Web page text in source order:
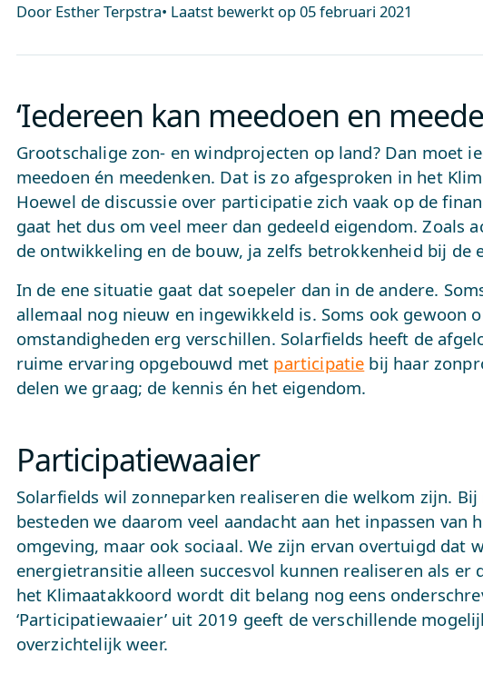
Door Esther Terpstra• Laatst bewerkt op05 februari 2021
‘Iedereen kan meedoen en
Grootschalige zon- en windprojecten op land? Dan moet
meedoen én meedenken. Dat is zo afgesproken in het
Hoewel de discussie over participatie zich vaak op de
gaat het dus om veel meer dan gedeeld eigendom. Zoals
de ontwikkeling en de bouw, ja zelfs betrokkenheid bij de
In de ene situatie gaat dat soepeler dan in de andere.
allemaal nog nieuw en ingewikkeld is. Soms ook gewoon
omstandigheden erg verschillen. Solarfields heeft de
ruime ervaring opgebouwd met participatie bij haar
delen we graag; de kennis én het eigendom.
Participatiewaaier
Solarfields wil zonneparken realiseren die welkom zijn.
besteden we daarom veel aandacht aan het inpassen van
omgeving, maar ook sociaal. We zijn ervan overtuigd dat
energietransitie alleen succesvol kunnen realiseren als er
het Klimaatakkoord wordt dit belang nog eens
‘Participatiewaaier’ uit 2019 geeft de verschillende
overzichtelijk weer.